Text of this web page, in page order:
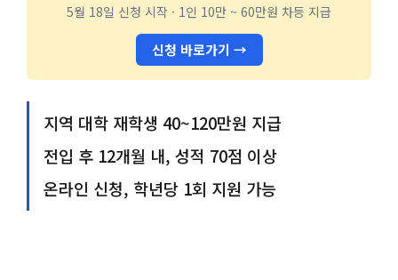
5월 18일 신청 시작 · 1인 10만 ~ 60만원 차등 지급
신청 바로가기 →
지역 대학 재학생 40~120만원 지급
전입 후 12개월 내, 성적 70점 이상
온라인 신청, 학년당 1회 지원 가능